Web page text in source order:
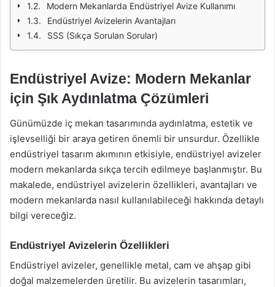
Modern Mekanlarda Endüstriyel Avize Kullanımı
Endüstriyel Avizelerin Avantajları
SSS (Sıkça Sorulan Sorular)
Endüstriyel Avize: Modern Mekanlar
için Şık Aydınlatma Çözümleri
Günümüzde iç mekan tasarımında aydınlatma, estetik ve
işlevselliği bir araya getiren önemli bir unsurdur. Özellikle
endüstriyel tasarım akımının etkisiyle, endüstriyel avizeler
modern mekanlarda sıkça tercih edilmeye başlanmıştır. Bu
makalede, endüstriyel avizelerin özellikleri, avantajları ve
modern mekanlarda nasıl kullanılabileceği hakkında detaylı
bilgi vereceğiz.
Endüstriyel Avizelerin Özellikleri
Endüstriyel avizeler, genellikle metal, cam ve ahşap gibi
doğal malzemelerden üretilir. Bu avizelerin tasarımları,